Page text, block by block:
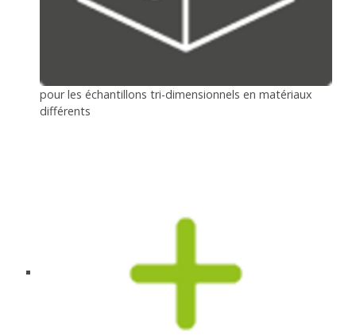
pour les échantillons tri-dimensionnels en matériaux
différents